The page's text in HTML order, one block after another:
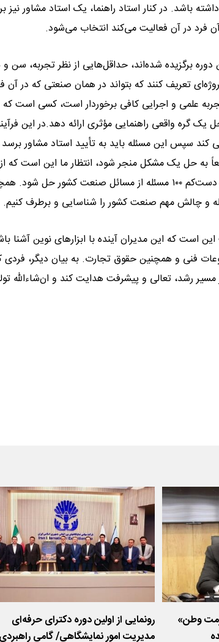
باشد. در کنار استاد راهنما، یک استاد مشاور نیز
فرد در آن فعالیت می‌کند انتخاب می‌شود.
برگزیده شده‌اند، حداقل‌هایی از نظر تجربه،
تعریف کنند که بتواند در همان صنعتی که در
علمی و اجرایی کافی برخوردار است، کسی است
گره واقعی راهنمایی مؤثری ارائه دهد.در این
کند سپس این مسئله باید به تأیید استاد مشاور برسد
همه آن‌ها فارغ‌التحصیل شوند و دست‌کم ۱۰۰ مسئله از مسائل
و چالش مهم صنعت کشور را شناسایی و برطرف کنیم.
است که این مدیران آینده با ابزارهای نوین
فنی و همچنین حقوق تجارت. به بیان دیگر، فردی
مسیر رشد، تعالی و پیشرفت هدایت کند و ان‌شاءالله
وطن»
رونمایی از اولین دوره دکترای حرفه‌ای
مدیریت امور نمایشگاهی/ گامی